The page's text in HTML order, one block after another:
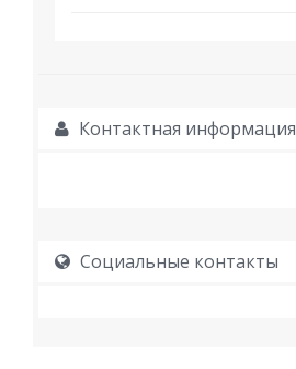
Контактная информация
Социальные контакты